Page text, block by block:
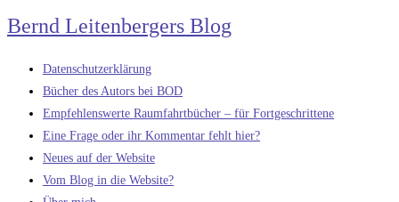
Zum
Inhalt
springen
Bernd Leitenbergers Blog
Datenschutzerklärung
Bücher des Autors bei BOD
Empfehlenswerte Raumfahrtbücher – für Fortgeschrittene
Eine Frage oder ihr Kommentar fehlt hier?
Neues auf der Website
Vom Blog in die Website?